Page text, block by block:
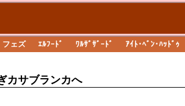
フェズ ｴﾙﾌｰﾄﾞ ﾜﾙｻﾞｻﾞｰﾄﾞ ｱｲﾄ･ﾍﾞﾝ･ﾊｯﾄﾞｩ
カサブランカへ